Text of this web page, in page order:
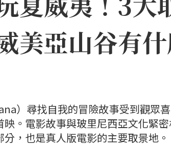
美亞山谷有
）尋找自我的冒險故事受到觀眾
。電影故事與玻里尼西亞文化緊
，也是真人版電影的主要取景地。